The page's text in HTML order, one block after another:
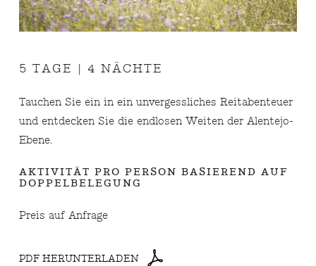
5 TAGE | 4 NÄCHTE
Tauchen Sie ein in ein unvergessliches Reitabenteuer
und entdecken Sie die endlosen Weiten der Alentejo-
Ebene.
AKTIVITÄT PRO PERSON BASIEREND AUF
DOPPELBELEGUNG
Preis auf Anfrage
PDF HERUNTERLADEN